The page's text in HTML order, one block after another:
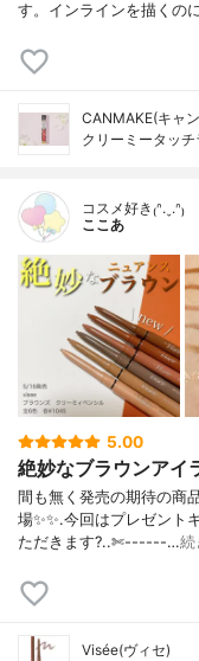
す。インラインを描くの
CANMAKE(キャ
クリーミータッチ
コスメ好き₍ᐢ.ˬ.ᐢ₎
ここあ
5.00
絶妙なブラウンアイ
間も無く発売の期待の商
場✨✨.今回はプレゼント
ただきます?..✄------…続
Visée(ヴィセ)